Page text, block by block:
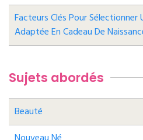
Facteurs Clés Pour
Adaptée En Cadeau De
Sujets abordés
Beauté